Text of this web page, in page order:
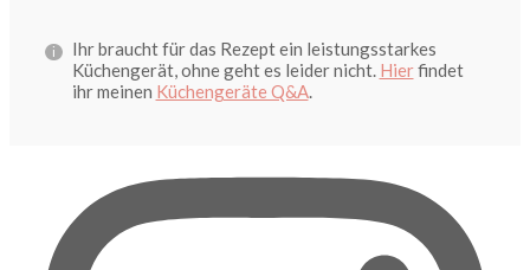
Ihr braucht für das Rezept ein leistungsstarkes
Küchengerät, ohne geht es leider nicht. Hierfindet
ihr meinen Küchengeräte Q&A.